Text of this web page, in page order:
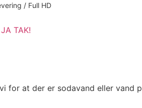
/ Full HD
JA TAK!
for at der er sodavand eller vand